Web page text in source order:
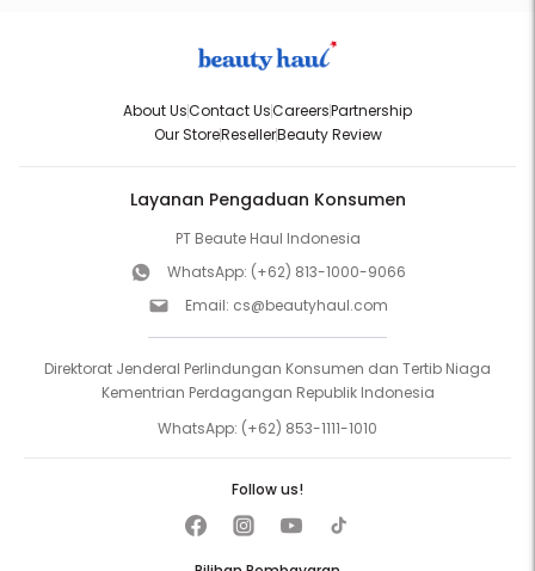
About UsContact UsCareersPartnership
Our StoreResellerBeauty Review
Layanan Pengaduan Konsumen
PT Beaute Haul Indonesia
WhatsApp: (+62) 813-1000-9066
Email: cs@beautyhaul.com
Direktorat Jenderal Perlindungan Konsumen dan Tertib Niaga
Kementrian Perdagangan Republik Indonesia
WhatsApp: (+62) 853-1111-1010
Follow us!